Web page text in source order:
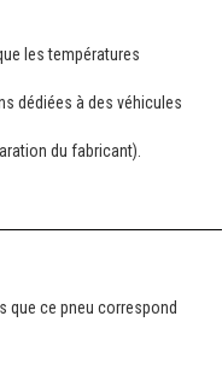
les températures
dédiées à des véhicules
du fabricant).
que ce pneu correspond